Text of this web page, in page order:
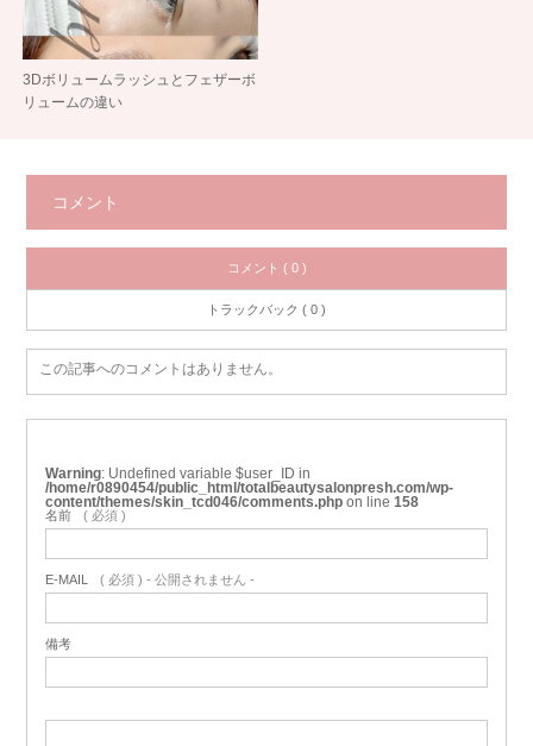
3Dボリュームラッシュとフェザーボ
リュームの違い
コメント
コメント ( 0 )
トラックバック ( 0 )
この記事へのコメントはありません。
Warning : Undefined variable $user_ID in
/home/r0890454/public_html/totalbeautysalonpresh.com/wp-
content/themes/skin_tcd046/comments.php on line 158
名前 ( 必須 )
E-MAIL ( 必須 ) - 公開されません -
備考